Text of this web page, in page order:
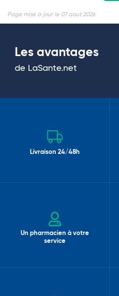
Page mise à jour le 07 aout 2026
Les avantages
de LaSante.net
Livraison 24/48h
Un pharmacien à votre
service